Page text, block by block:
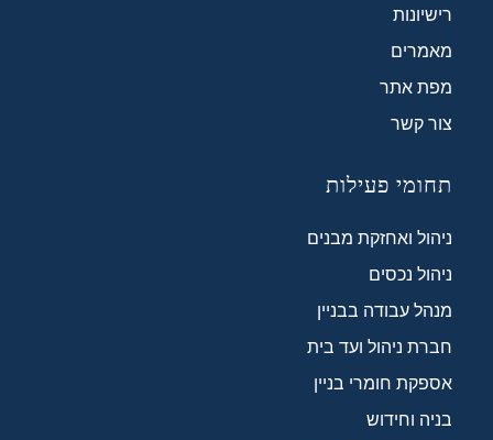
רישיונות
מאמרים
מפת אתר
צור קשר
תחומי פעילות
ניהול ואחזקת מבנים
ניהול נכסים
מנהל עבודה בבניין
חברת ניהול ועד בית
אספקת חומרי בניין
בניה וחידוש